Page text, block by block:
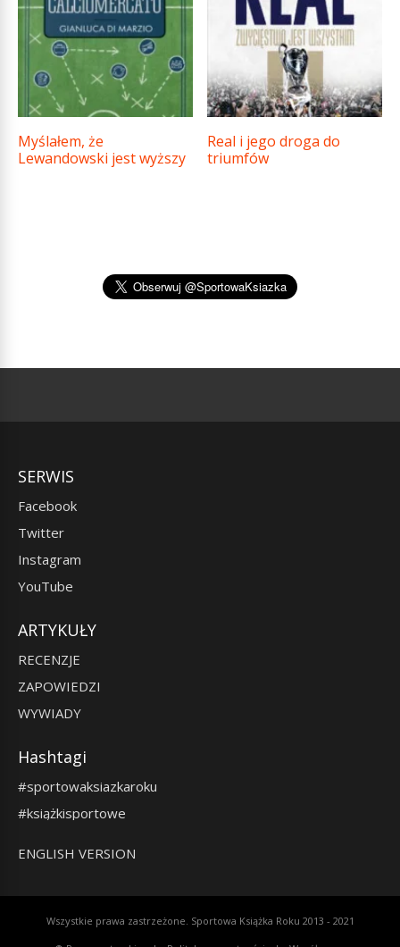
Myślałem, że
Lewandowski jest wyższy
Real i jego droga do
triumfów
SERWIS
Facebook
Twitter
Instagram
YouTube
ARTYKUŁY
RECENZJE
ZAPOWIEDZI
WYWIADY
Hashtagi
#sportowaksiazkaroku
#książkisportowe
ENGLISH VERSION
Wszystkie prawa zastrzeżone. Sportowa Książka Roku 2013 - 2021